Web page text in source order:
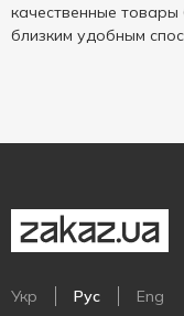
качественные
близким удобным
Укр Рус Eng